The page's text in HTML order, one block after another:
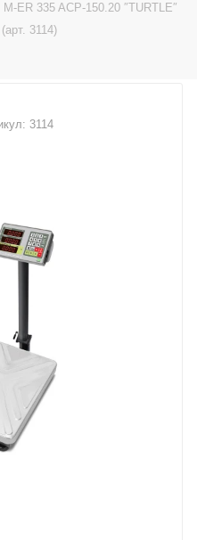
ER 335 ACP-150.20 ″TURTLE″
3114)
3114